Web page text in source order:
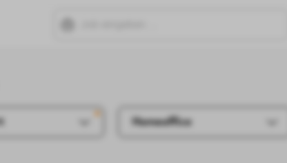
Homeoffice